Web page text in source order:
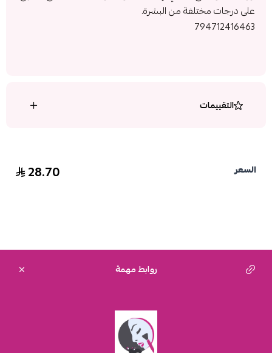
على درجات مختلفة من البشرة.
794712416463
التقييمات
السعر 28.70
روابط مهمة